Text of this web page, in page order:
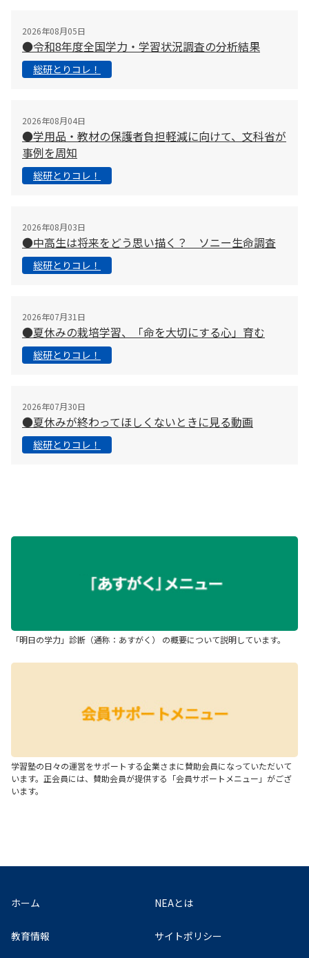
2026年08月05日
●令和8年度全国学力・学習状況調査の分析結果
総研とりコレ！
2026年08月04日
●学用品・教材の保護者負担軽減に向けて、文科省が
事例を周知
総研とりコレ！
2026年08月03日
●中高生は将来をどう思い描く？ ソニー生命調査
総研とりコレ！
2026年07月31日
●夏休みの栽培学習、「命を大切にする心」育む
総研とりコレ！
2026年07月30日
●夏休みが終わってほしくないときに見る動画
総研とりコレ！
「明日の学力」診断（通称：あすがく） の概要について説明しています。
学習塾の日々の運営をサポートする企業さまに賛助会員になっていただいて
います。正会員には、賛助会員が提供する「会員サポートメニュー」がござ
います。
ホーム NEAとは
教育情報 サイトポリシー